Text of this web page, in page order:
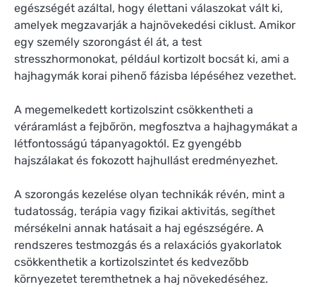
egészségét azáltal, hogy élettani válaszokat vált ki,
amelyek megzavarják a hajnövekedési ciklust. Amikor
egy személy szorongást él át, a test
stresszhormonokat, például kortizolt bocsát ki, ami a
hajhagymák korai pihenő fázisba lépéséhez vezethet.
A megemelkedett kortizolszint csökkentheti a
véráramlást a fejbőrön, megfosztva a hajhagymákat a
létfontosságú tápanyagoktól. Ez gyengébb
hajszálakat és fokozott hajhullást eredményezhet.
A szorongás kezelése olyan technikák révén, mint a
tudatosság, terápia vagy fizikai aktivitás, segíthet
mérsékelni annak hatásait a haj egészségére. A
rendszeres testmozgás és a relaxációs gyakorlatok
csökkenthetik a kortizolszintet és kedvezőbb
környezetet teremthetnek a haj növekedéséhez.